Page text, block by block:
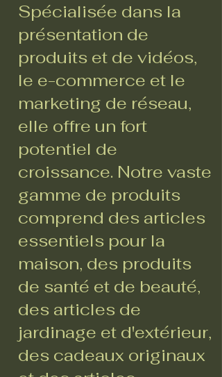
Spécialisée dans la
présentation de
produits et de vidéos,
le e-commerce et le
marketing de réseau,
elle offre un fort
potentiel de
croissance. Notre vaste
gamme de produits
comprend des articles
essentiels pour la
maison, des produits
de santé et de beauté,
des articles de
jardinage et d'extérieur,
des cadeaux originaux